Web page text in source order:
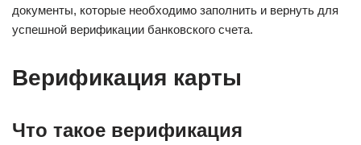
документы, которые необходимо заполнить и вернуть для
успешной верификации банковского счета.
Верификация карты
Что такое верификация